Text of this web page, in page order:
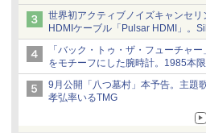
など。夏の特番・配信情報
世界初アクティブノイズキャンセリ
HDMIケーブル「Pulsar HDMI」。
から
「バック・トゥ・ザ・フューチャ
をモチーフにした腕時計。1985本
9月公開「八つ墓村」本予告。主題
孝弘率いるTMG